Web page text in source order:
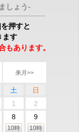
しょう-
押すと
ます
もあります。
来月>>
土
日
1
2
8
10時
9
10時